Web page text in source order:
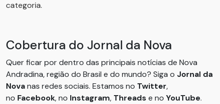
categoria.
Cobertura do Jornal da Nova
Quer ficar por dentro das principais notícias de Nova
Andradina, região do Brasil e do mundo? Siga o Jornal da
Novanas redes sociais. Estamos no Twitter,
no Facebook, no Instagram, Threads e no YouTube.